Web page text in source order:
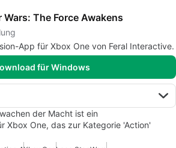
Wars: The Force Awakens
App für Xbox One von Feral Interactive.
für Windows
der Macht ist ein
Xbox One, das zur Kategorie 'Action'